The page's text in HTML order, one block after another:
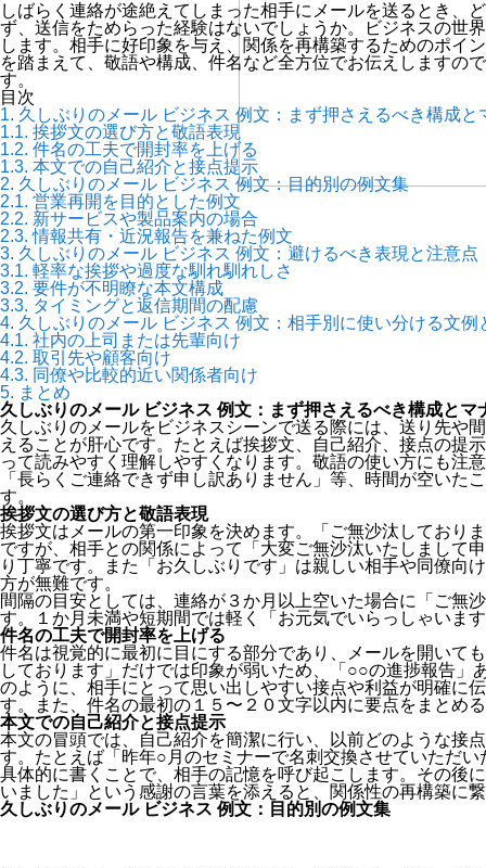
しばらく連絡が途絶えてしまった相手にメールを送るとき、
ず、送信をためらった経験はないでしょうか。ビジネスの世
します。相手に好印象を与え、関係を再構築するためのポイ
を踏まえて、敬語や構成、件名など全方位でお伝えしますの
す。
目次
1. 久しぶりのメール ビジネス 例文：まず押さえるべき構成と
1.1. 挨拶文の選び方と敬語表現
1.2. 件名の工夫で開封率を上げる
1.3. 本文での自己紹介と接点提示
2. 久しぶりのメール ビジネス 例文：目的別の例文集
2.1. 営業再開を目的とした例文
2.2. 新サービスや製品案内の場合
2.3. 情報共有・近況報告を兼ねた例文
3. 久しぶりのメール ビジネス 例文：避けるべき表現と注意点
3.1. 軽率な挨拶や過度な馴れ馴れしさ
3.2. 要件が不明瞭な本文構成
3.3. タイミングと返信期間の配慮
4. 久しぶりのメール ビジネス 例文：相手別に使い分ける文例
4.1. 社内の上司または先輩向け
4.2. 取引先や顧客向け
4.3. 同僚や比較的近い関係者向け
5. まとめ
久しぶりのメール ビジネス 例文：まず押さえるべき構成とマ
久しぶりのメールをビジネスシーンで送る際には、送り先や
えることが肝心です。たとえば挨拶文、自己紹介、接点の提
って読みやすく理解しやすくなります。敬語の使い方にも注
「長らくご連絡できず申し訳ありません」等、時間が空いた
す。
挨拶文の選び方と敬語表現
挨拶文はメールの第一印象を決めます。「ご無沙汰しており
ですが、相手との関係によって「大変ご無沙汰いたしまして
り丁寧です。また「お久しぶりです」は親しい相手や同僚向
方が無難です。
間隔の目安としては、連絡が３か月以上空いた場合に「ご無
す。１か月未満や短期間では軽く「お元気でいらっしゃいま
件名の工夫で開封率を上げる
件名は視覚的に最初に目にする部分であり、メールを開いて
しております」だけでは印象が弱いため、「○○の進捗報告」
のように、相手にとって思い出しやすい接点や利益が明確に
す。また、件名の最初の１５〜２０文字以内に要点をまとめ
本文での自己紹介と接点提示
本文の冒頭では、自己紹介を簡潔に行い、以前どのような接
す。たとえば「昨年○月のセミナーで名刺交換させていただ
具体的に書くことで、相手の記憶を呼び起こします。その後
いました」という感謝の言葉を添えると、関係性の再構築に
久しぶりのメール ビジネス 例文：目的別の例文集